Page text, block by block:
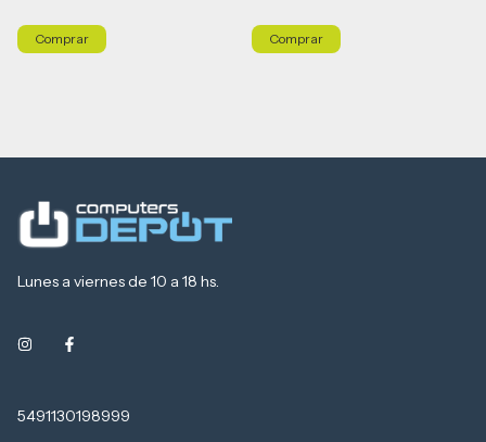
Lunes a viernes de 10 a 18 hs.
5491130198999